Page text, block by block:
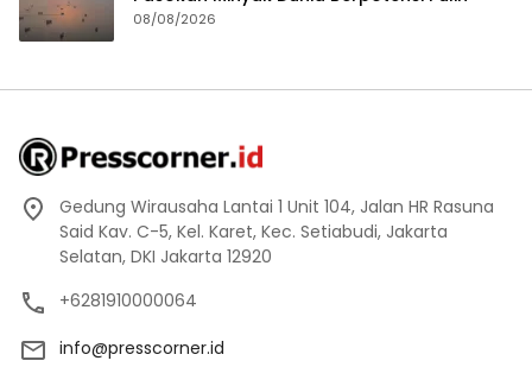
08/08/2026
Gedung Wirausaha Lantai 1 Unit 104, Jalan HR Rasuna
Said Kav. C-5, Kel. Karet, Kec. Setiabudi, Jakarta
Selatan, DKI Jakarta 12920
+6281910000064
info@presscorner.id